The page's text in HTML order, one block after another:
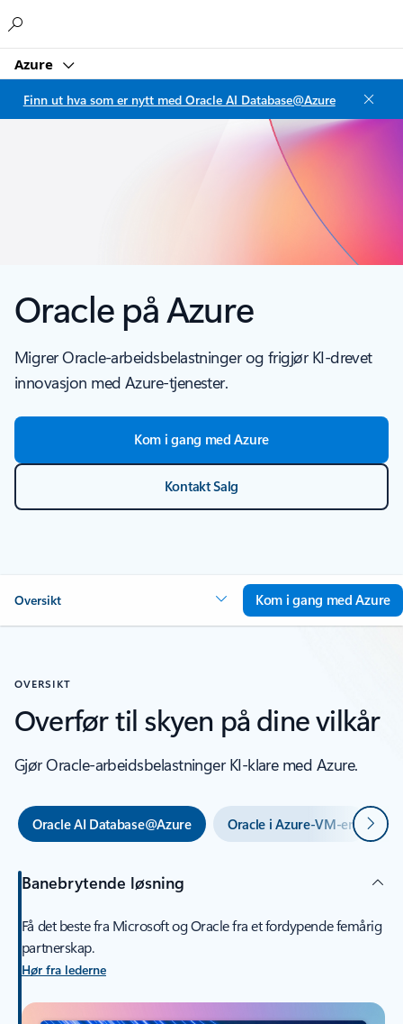
Azure
Finn ut hva som er nytt med Oracle AI Database@Azure
Oracle på Azure
Migrer Oracle-arbeidsbelastninger og frigjør KI-drevet
innovasjon med Azure-tjenester.
Kom i gang med Azure
Kontakt Salg
Oversikt Kom i gang med Azure
OVERSIKT
Overfør til skyen på dine vilkår
Gjør Oracle-arbeidsbelastninger KI-klare med Azure.
Oracle AI Database@Azure Oracle i Azure-VM-er Neste
Banebrytende løsning
Få det beste fra Microsoft og Oracle fra et fordypende femårig
partnerskap.
Hør fra lederne